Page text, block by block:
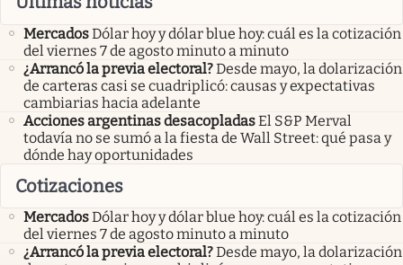
MercadosDólar hoy y dólar blue hoy: cuál es la cotización
del viernes 7 de agosto minuto a minuto
¿Arrancó la previa electoral?Desde mayo, la dolarización
de carteras casi se cuadriplicó: causas y expectativas
cambiarias hacia adelante
Acciones argentinas desacopladasEl S&P Merval
todavía no se sumó a la fiesta de Wall Street: qué pasa y
dónde hay oportunidades
Cotizaciones
MercadosDólar hoy y dólar blue hoy: cuál es la cotización
del viernes 7 de agosto minuto a minuto
¿Arrancó la previa electoral?Desde mayo, la dolarización